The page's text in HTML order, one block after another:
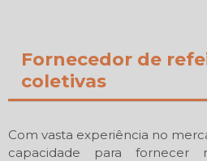
Fornecedor de
coletivas
Com vasta experiência no
capacidade para fornecer